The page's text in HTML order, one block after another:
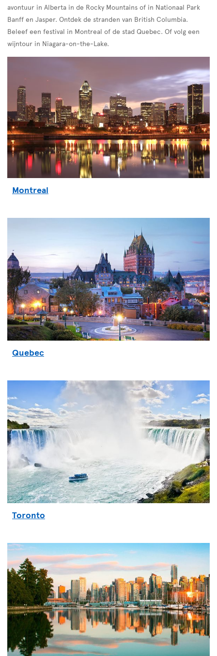
avontuur in Alberta in de Rocky Mountains of in Nationaal Park
Banff en Jasper. Ontdek de stranden van British Columbia.
Beleef een festival in Montreal of de stad Quebec. Of volg een
wijntour in Niagara-on-the-Lake.
Montreal
Quebec
Toronto